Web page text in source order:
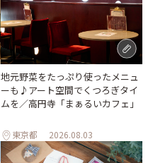
地元野菜をたっぷり使ったメニュ
ーも♪アート空間でくつろぎタイ
ムを／高円寺「まぁるいカフェ」
東京都 2026.08.03